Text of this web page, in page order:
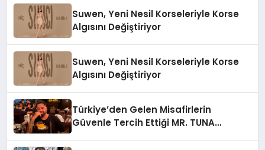
Suwen, Yeni Nesil Korseleriyle Korse
Algısını Değiştiriyor
Suwen, Yeni Nesil Korseleriyle Korse
Algısını Değiştiriyor
Türkiye’den Gelen Misafirlerin
Güvenle Tercih Ettiği MR. TUNA